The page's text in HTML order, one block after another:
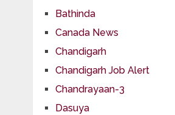
Bathinda
Canada News
Chandigarh
Chandigarh Job Alert
Chandrayaan-3
Dasuya